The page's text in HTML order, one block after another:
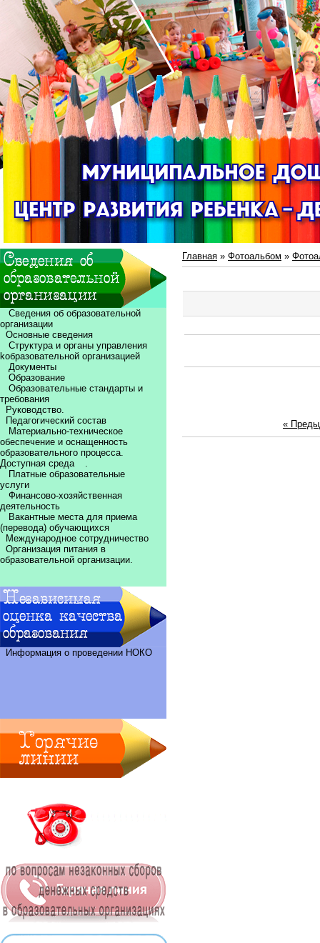
Сведения об образовательной
организации
Основные сведения
Структура и органы управления
kобразовательной организацией
Документы
Образование
Образовательные стандарты и
требования
Руководство.
Педагогический состав
Материально-техническое
обеспечение и оснащенность
образовательного процесса.
Доступная среда
.
Платные образовательные
услуги
Финансово-хозяйственная
деятельность
Вакантные места для приема
(перевода) обучающихся
Международное сотрудничество
Организация питания в
образовательной организации.
Информация о проведении НОКО
Главная » Фотоальбом »
«